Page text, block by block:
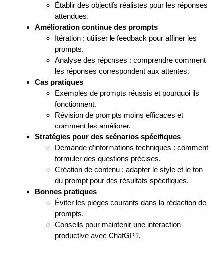
Établir des objectifs réalistes pour les réponses
attendues.
Amélioration continue des prompts
Itération : utiliser le feedback pour affiner les
prompts.
Analyse des réponses : comprendre comment
les réponses correspondent aux attentes.
Cas pratiques
Exemples de prompts réussis et pourquoi ils
fonctionnent.
Révision de prompts moins efficaces et
comment les améliorer.
Stratégies pour des scénarios spécifiques
Demande d’informations techniques : comment
formuler des questions précises.
Création de contenu : adapter le style et le ton
du prompt pour des résultats spécifiques.
Bonnes pratiques
Éviter les pièges courants dans la rédaction de
prompts.
Conseils pour maintenir une interaction
productive avec ChatGPT.